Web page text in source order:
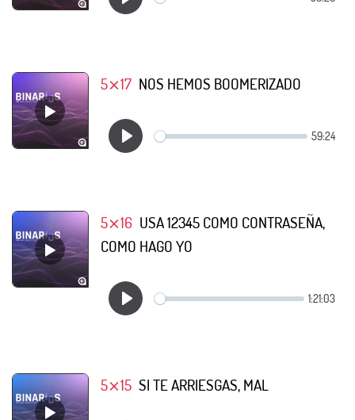
5⨯17 NOS HEMOS BOOMERIZADO
5⨯16 USA 12345 COMO CONTRASEÑA,
COMO HAGO YO
5⨯15 SI TE ARRIESGAS, MAL